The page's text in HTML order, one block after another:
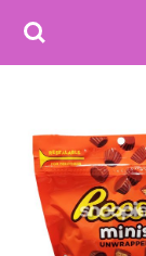
Ga
hoofdinhoud